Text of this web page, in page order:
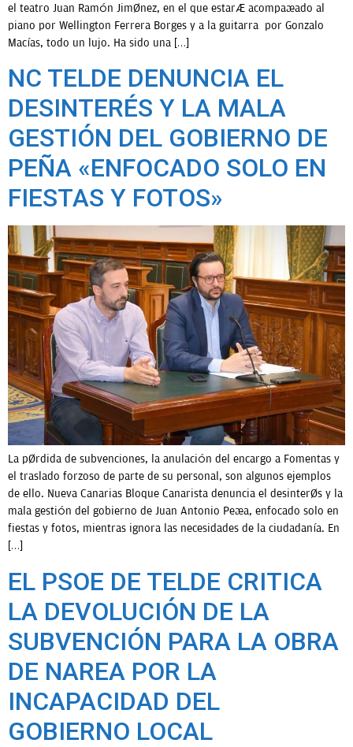
el teatro Juan Ramón Jiménez, en el que estará acompañado al
piano por Wellington Ferrera Borges y a la guitarra por Gonzalo
Macías, todo un lujo. Ha sido una […]
NC TELDE DENUNCIA EL
DESINTERÉS Y LA MALA
GESTIÓN DEL GOBIERNO DE
PEÑA «ENFOCADO SOLO EN
FIESTAS Y FOTOS»
La pérdida de subvenciones, la anulación del encargo a Fomentas y
el traslado forzoso de parte de su personal, son algunos ejemplos
de ello. Nueva Canarias Bloque Canarista denuncia el desinterés y la
mala gestión del gobierno de Juan Antonio Peña, enfocado solo en
fiestas y fotos, mientras ignora las necesidades de la ciudadanía. En
[…]
EL PSOE DE TELDE CRITICA
LA DEVOLUCIÓN DE LA
SUBVENCIÓN PARA LA OBRA
DE NAREA POR LA
INCAPACIDAD DEL
GOBIERNO LOCAL